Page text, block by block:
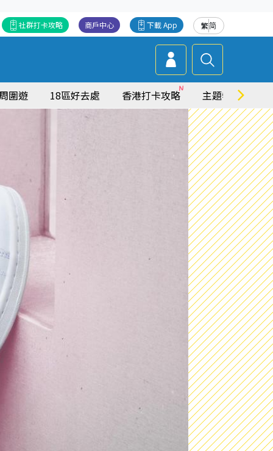
繁简
下載 App
商戶中心
社群打卡攻略
圍遊 18區好去處 香港打卡攻略 主題特集